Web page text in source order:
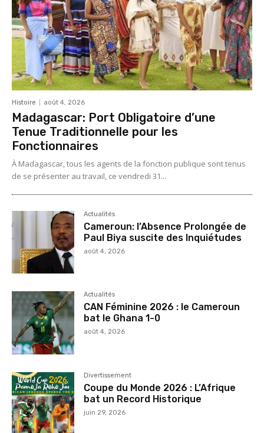
Histoire août 4, 2026
Madagascar: Port Obligatoire d’une
Tenue Traditionnelle pour les
Fonctionnaires
À Madagascar, tous les agents de la fonction publique sont tenus
de se présenter au travail, ce vendredi 31...
Actualités
Cameroun: l’Absence Prolongée de
Paul Biya suscite des Inquiétudes
août 4, 2026
Actualités
CAN Féminine 2026 : le Cameroun
bat le Ghana 1-0
août 4, 2026
Divertissement
Coupe du Monde 2026 : L’Afrique
bat un Record Historique
juin 29, 2026